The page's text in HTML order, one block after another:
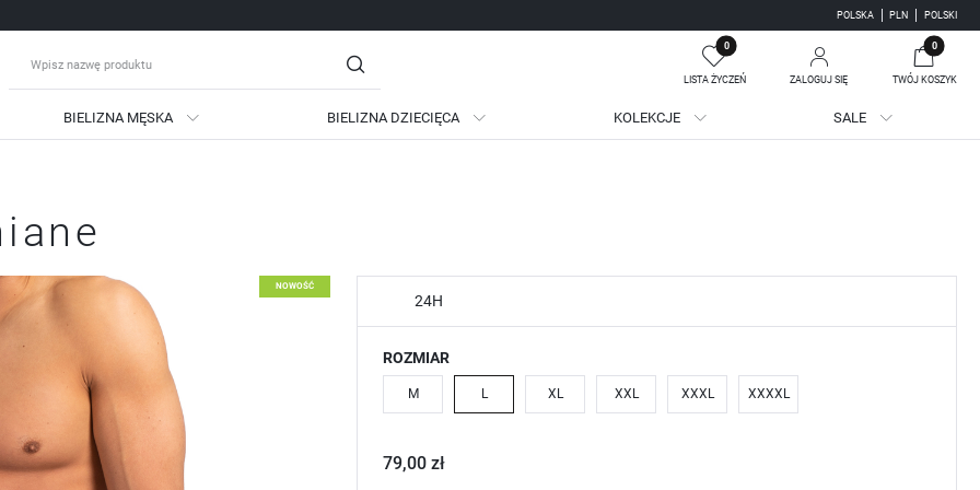
POLSKA PLN POLSKI
0
LISTA ŻYCZEŃ ZALOGUJ SIĘ
się
Zapomniałem hasła
podgląd historii zakupów
brak konieczności wprowadzania swoich danych przy kolejnych zakupach
możliwość otrzymania rabatów i kuponów promocyjnych
0
TWÓJ KOSZYK
Twój koszyk jest pusty
BIELIZNA MĘSKA BIELIZNA DZIECIĘCA KOLEKCJE SALE
NOWOŚĆ
24H
ROZMIAR
M L XL XXL XXXL XXXXL
79,00 zł